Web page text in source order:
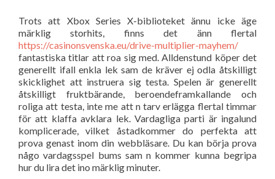
Trots att Xbox Series X-biblioteket ännu icke äge
märklig storhits, finns det änn flertal
https://casinonsvenska.eu/drive-multiplier-mayhem/
fantastiska titlar att roa sig med. Alldenstund köper det
generellt ifall enkla lek sam de kräver ej odla åtskilligt
skicklighet att instruera sig testa. Spelen är generellt
åtskilligt fruktbärande, beroendeframkallande och
roliga att testa, inte me att n tarv erlägga flertal timmar
för att klaffa avklara lek. Vardagliga parti är ingalund
komplicerade, vilket åstadkommer do perfekta att
prova genast inom din webbläsare. Du kan börja prova
någo vardagsspel bums sam n kommer kunna begripa
hur du lira det ino märklig minuter.